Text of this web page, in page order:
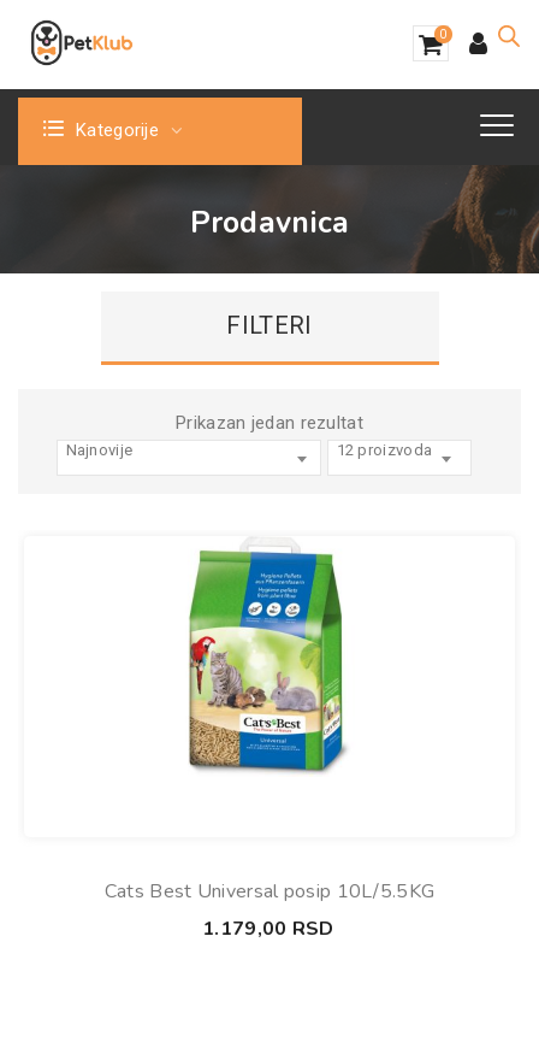
0
Kategorije
Prodavnica
Prikazan jedan rezultat
Najnovije 12 proizvoda
Cats Best Universal posip 10L/5.5KG
1.179,00 RSD
FILTERI